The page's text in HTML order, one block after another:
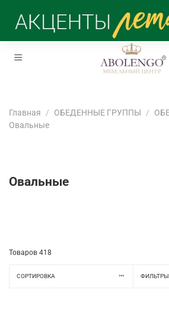
Главная ОБЕДЕННЫЕ ГРУППЫ
Овальные
Овальные
Товаров 418
СОРТИРОВКА ФИЛЬТРЫ